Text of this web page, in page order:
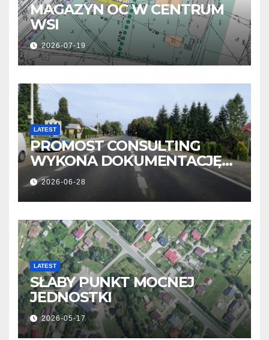
MAGAZYN OC W CENTRUM
WSI
2026-07-19
LATEST
PROMOST CONSULTING
WYKONA DOKUMENTACJĘ
OBWODNICY NOWOSIELEC I
PISAROWIEC
2026-06-28
LATEST
SŁABY PUNKT MOCNEJ
JEDNOSTKI
2026-05-17